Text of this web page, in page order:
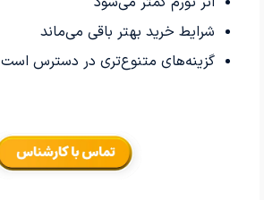
شرایط خرید بهتر باقی می‌ماند
گزینه‌های متنوع‌تری در دسترس است